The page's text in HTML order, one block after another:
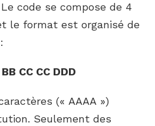
code se compose de 4
le format est organisé de
CC CC DDD
(« AAAA »)
Seulement des